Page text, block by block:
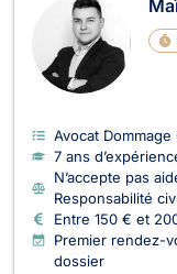
Avocat
7 ans
N’accepte pas
Responsabilité
Entre 150 € et
Premier rendez-
dossier